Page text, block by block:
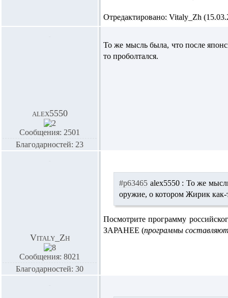
Отредактировано: Vitaly_Zh
alex5550
Сообщения: 2501
Благодарностей: 23
То же мысль была, что после
то проболтался.
Vitaly_Zh
Сообщения: 8021
Благодарностей: 30
#p63465 alex5550 : То же
оружие, о котором Жирик как-
Посмотрите программу
ЗАРАНЕЕ (программы составляют